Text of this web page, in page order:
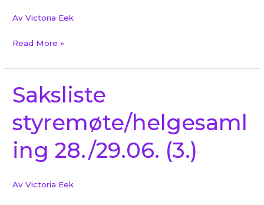
Av Victoria Eek
Read More »
Saksliste
styremøte/helgesaml
ing 28./29.06. (3.)
Av Victoria Eek
Saksliste
styremøte/helgesamling
28./29.06.
(3.)